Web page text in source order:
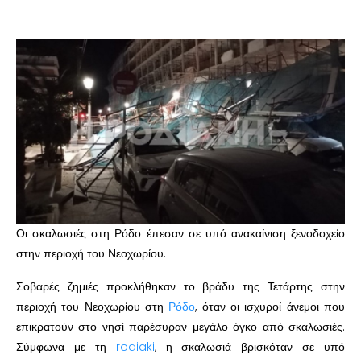
Οι σκαλωσιές στη Ρόδο έπεσαν σε υπό ανακαίνιση ξενοδοχείο
στην περιοχή του Νεοχωρίου.
Σοβαρές ζημιές προκλήθηκαν το βράδυ της Τετάρτης στην
περιοχή του Νεοχωρίου στη Ρόδο, όταν οι ισχυροί άνεμοι που
επικρατούν στο νησί παρέσυραν μεγάλο όγκο από σκαλωσιές.
Σύμφωνα με τη rodiaki, η σκαλωσιά βρισκόταν σε υπό